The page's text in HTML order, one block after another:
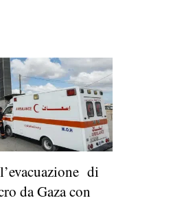
di
da Gaza con